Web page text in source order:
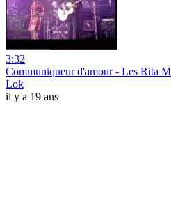
3:32
Communiqueur d'amour - Les Rita
Lok
il y a 19 ans